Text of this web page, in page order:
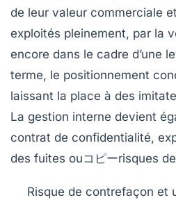
de leur valeur commerciale
exploités pleinement, par la
encore dans le cadre d’une
terme, le positionnement
laissant la place à des
La gestion interne devient
contrat de confidentialité,
des fuites ouコピーrisques
Risque de contrefaçon et